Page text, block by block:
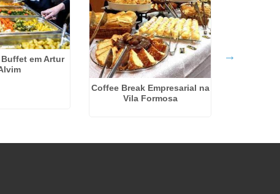
em Artur
Coffee Break Empresarial na
Vila Formosa